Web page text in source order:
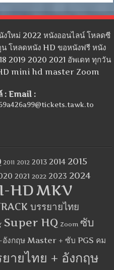
ใหม่ 2022 หนังออนไลน์ โหลดซี
โหลดหนัง HD ขอหนังฟรี หนัง
2019 2020 2021 อัพเดท ทุกวัน
mini hd master Zoom
: Email :
2011 2012 2013 2014 2015
2021 2022 2023 2024
HDMKV
บรรยายไทย
Super HQ Zoom ซับ
อังกฤษ Master + ซับ PGS คม
ายไทย + อังกฤษ